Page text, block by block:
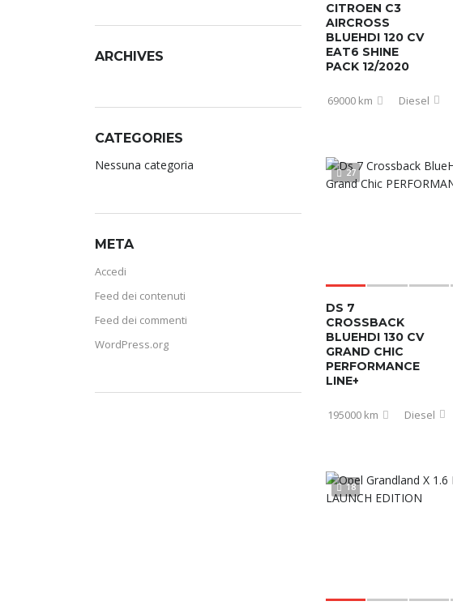
ARCHIVES
CATEGORIES
Nessuna categoria
META
Accedi
Feed dei contenuti
Feed dei commenti
WordPress.org
CITROEN C3
AIRCROSS
BLUEHDI 120 CV
EAT6 SHINE
PACK 12/2020
69000 km Diesel
27
DS 7
CROSSBACK
BLUEHDI 130 CV
GRAND CHIC
PERFORMANCE
LINE+
195000 km Diesel
18